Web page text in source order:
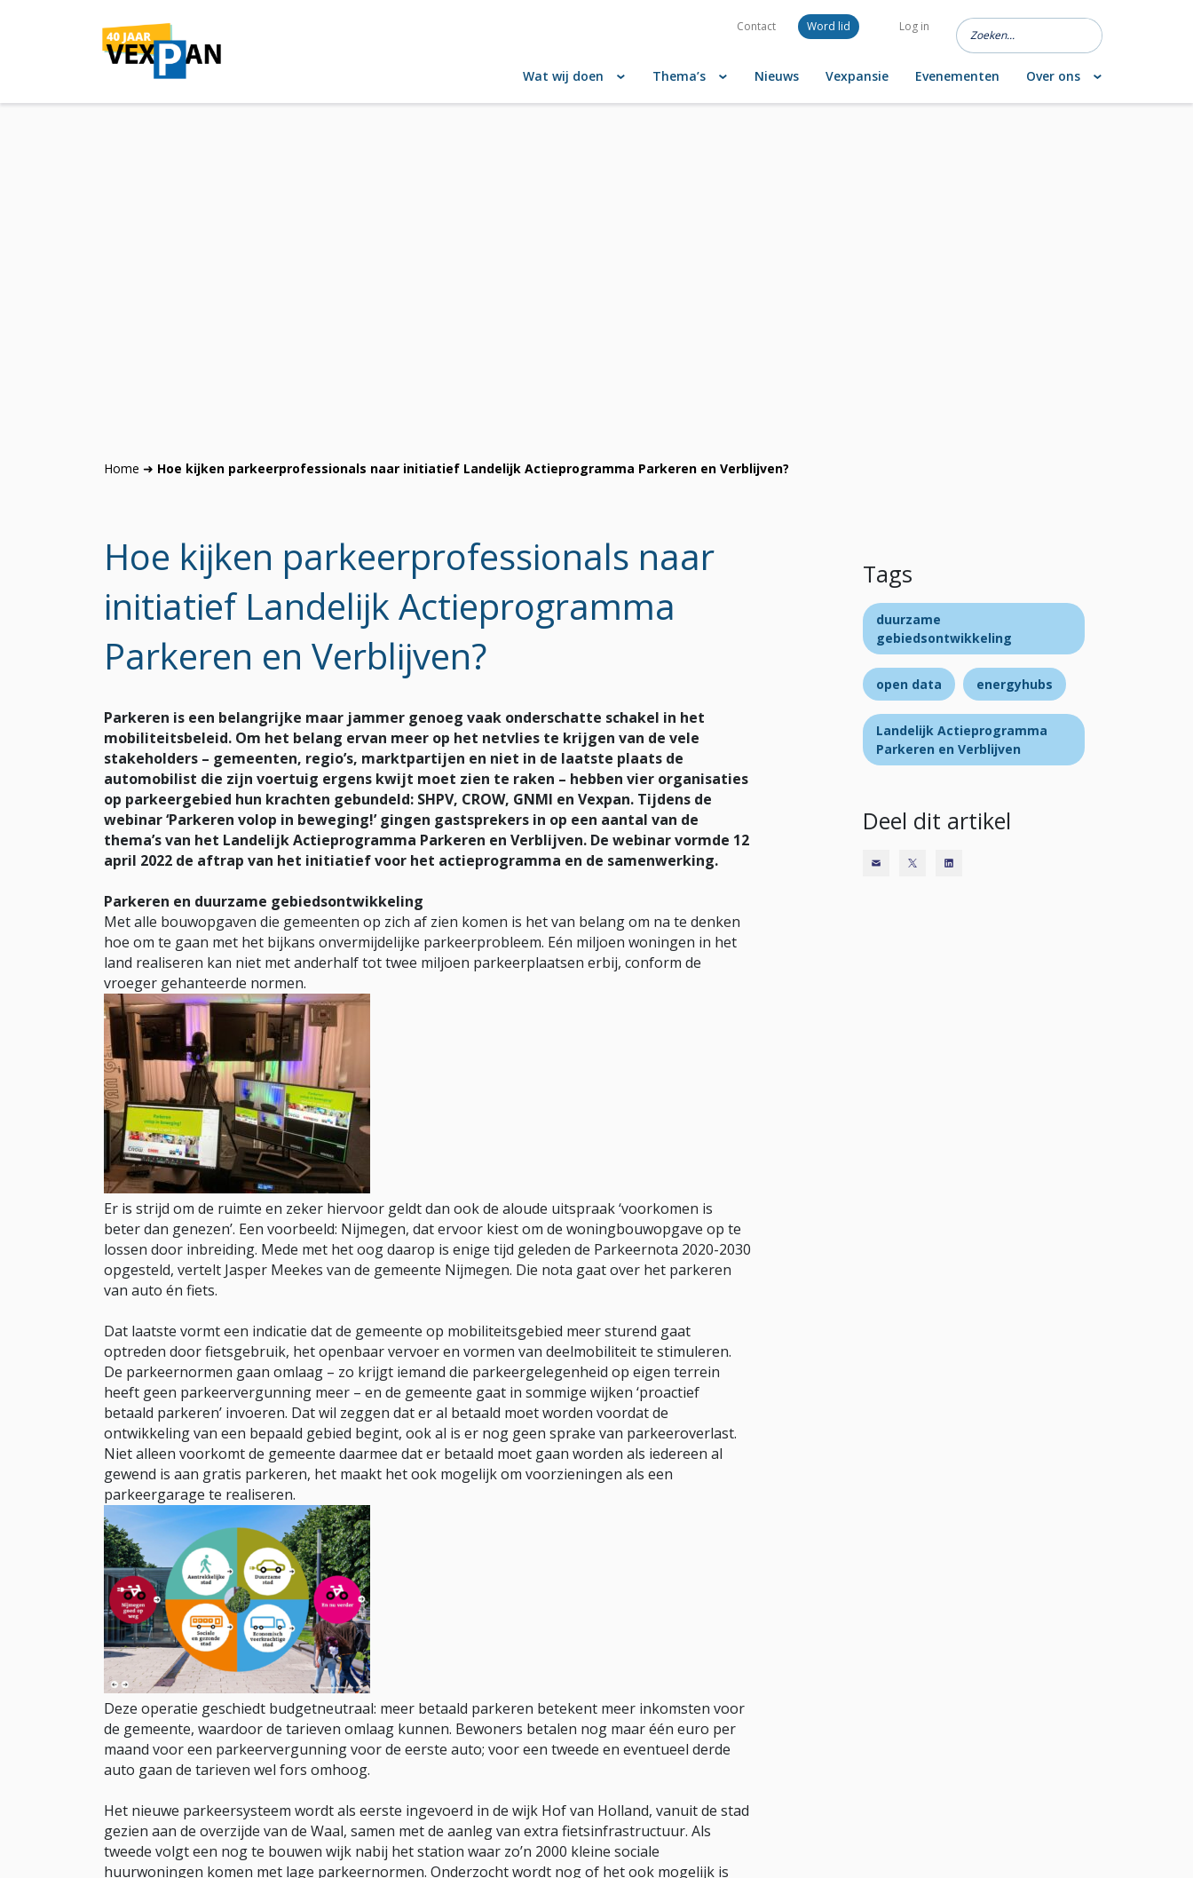
Contact Word lid Log in
Wat wij doen Thema’s Nieuws Vexpansie Evenementen Over ons
Home ➜ Hoe kijken parkeerprofessionals naar initiatief Landelijk Actieprogramma Parkeren en Verblijven?
Hoe kijken parkeerprofessionals naar
initiatief Landelijk Actieprogramma
Parkeren en Verblijven?
Parkeren is een belangrijke maar jammer genoeg vaak onderschatte schakel in het
mobiliteitsbeleid. Om het belang ervan meer op het netvlies te krijgen van de vele
stakeholders – gemeenten, regio’s, marktpartijen en niet in de laatste plaats de
automobilist die zijn voertuig ergens kwijt moet zien te raken – hebben vier organisaties
op parkeergebied hun krachten gebundeld: SHPV, CROW, GNMI en Vexpan. Tijdens de
webinar ‘Parkeren volop in beweging!’ gingen gastsprekers in op een aantal van de
thema’s van het Landelijk Actieprogramma Parkeren en Verblijven. De webinar vormde 12
april 2022 de aftrap van het initiatief voor het actieprogramma en de samenwerking.
Parkeren en duurzame gebiedsontwikkeling
Met alle bouwopgaven die gemeenten op zich af zien komen is het van belang om na te denken
hoe om te gaan met het bijkans onvermijdelijke parkeerprobleem. Eén miljoen woningen in het
land realiseren kan niet met anderhalf tot twee miljoen parkeerplaatsen erbij, conform de
vroeger gehanteerde normen.
Er is strijd om de ruimte en zeker hiervoor geldt dan ook de aloude uitspraak ‘voorkomen is
beter dan genezen’. Een voorbeeld: Nijmegen, dat ervoor kiest om de woningbouwopgave op te
lossen door inbreiding. Mede met het oog daarop is enige tijd geleden de Parkeernota 2020-2030
opgesteld, vertelt Jasper Meekes van de gemeente Nijmegen. Die nota gaat over het parkeren
van auto én fiets.
Dat laatste vormt een indicatie dat de gemeente op mobiliteitsgebied meer sturend gaat
optreden door fietsgebruik, het openbaar vervoer en vormen van deelmobiliteit te stimuleren.
De parkeernormen gaan omlaag – zo krijgt iemand die parkeergelegenheid op eigen terrein
heeft geen parkeervergunning meer – en de gemeente gaat in sommige wijken ‘proactief
betaald parkeren’ invoeren. Dat wil zeggen dat er al betaald moet worden voordat de
ontwikkeling van een bepaald gebied begint, ook al is er nog geen sprake van parkeeroverlast.
Niet alleen voorkomt de gemeente daarmee dat er betaald moet gaan worden als iedereen al
gewend is aan gratis parkeren, het maakt het ook mogelijk om voorzieningen als een
parkeergarage te realiseren.
Deze operatie geschiedt budgetneutraal: meer betaald parkeren betekent meer inkomsten voor
de gemeente, waardoor de tarieven omlaag kunnen. Bewoners betalen nog maar één euro per
maand voor een parkeervergunning voor de eerste auto; voor een tweede en eventueel derde
auto gaan de tarieven wel fors omhoog.
Het nieuwe parkeersysteem wordt als eerste ingevoerd in de wijk Hof van Holland, vanuit de stad
gezien aan de overzijde van de Waal, samen met de aanleg van extra fietsinfrastructuur. Als
tweede volgt een nog te bouwen wijk nabij het station waar zo’n 2000 kleine sociale
huurwoningen komen met lage parkeernormen. Onderzocht wordt nog of het ook mogelijk is
Tags
duurzame
gebiedsontwikkeling
open data energyhubs
Landelijk Actieprogramma
Parkeren en Verblijven
Deel dit artikel